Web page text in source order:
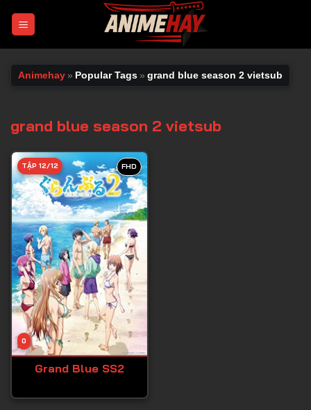
Animehay » Popular Tags » grand blue season 2 vietsub
grand blue season 2 vietsub
FHD
0
TẬP 12/12
Grand Blue SS2